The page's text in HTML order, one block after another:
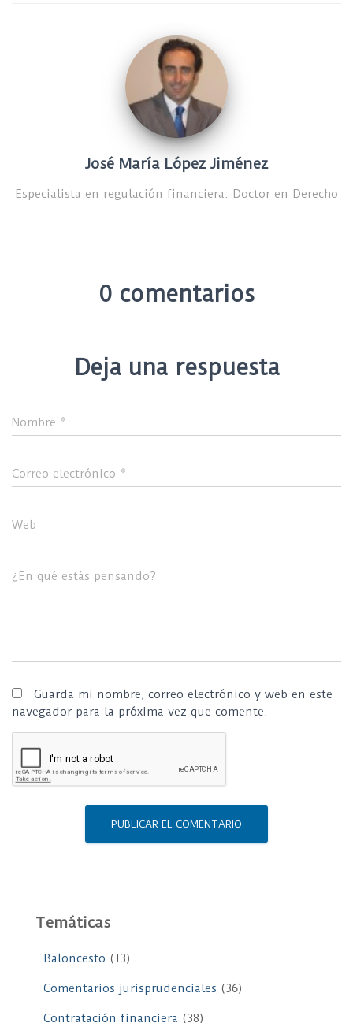
José María López Jiménez
Especialista en regulación financiera. Doctor en Derecho
0 comentarios
Deja una respuesta
Nombre *
Correo electrónico *
Web
¿En qué estás pensando?
Guarda mi nombre, correo electrónico y web en este
navegador para la próxima vez que comente.
Temáticas
Baloncesto (13)
Comentarios jurisprudenciales (36)
Contratación financiera (38)